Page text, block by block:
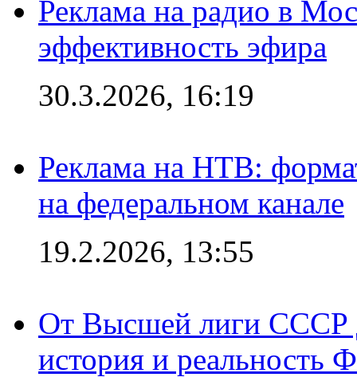
Реклама на радио в
эффективность эфира
30.3.2026, 16:19
Реклама на НТВ:
на федеральном канале
19.2.2026, 13:55
От Высшей лиги СССР
история и реальность